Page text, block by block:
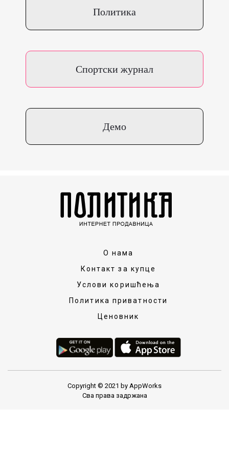
Политика
Спортски журнал
Демо
О нама
Контакт за купце
Услови коришћења
Политика приватности
Ценовник
Copyright © 2021 by AppWorks
Сва права задржана